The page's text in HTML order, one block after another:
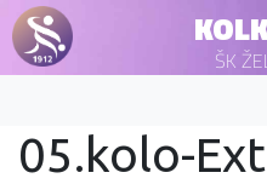
ŠK
05.kolo-